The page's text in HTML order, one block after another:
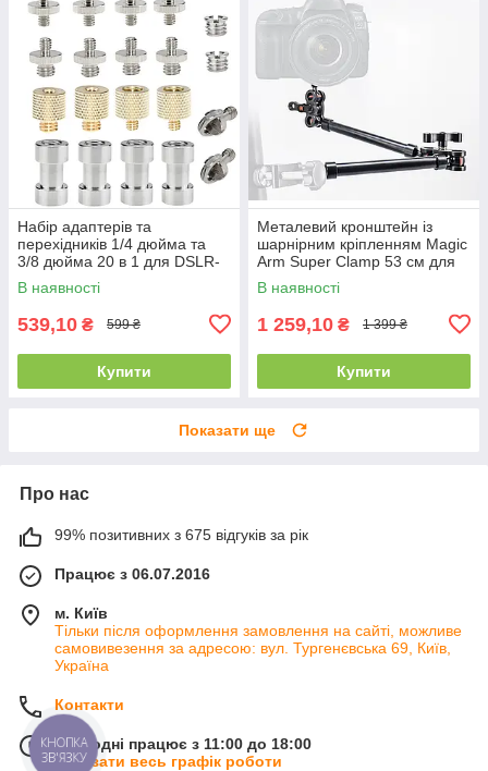
Набір адаптерів та
перехідників 1/4 дюйма та
3/8 дюйма 20 в 1 для DSLR-
камери/штативу/моноподу/
кульової головки
В наявності
539,10 ₴ 599 ₴
Купити
Металевий кронштейн із
шарнірним кріпленням Magic
Arm Super Clamp 53 см для
фото та відео техніки
В наявності
1 259,10 ₴ 1 399 ₴
Купити
Показати ще
Про нас
99% позитивних з 675 відгуків за рік
Працює з 06.07.2016
м. Київ
Тільки після оформлення замовлення на сайті, можливе
самовивезення за адресою: вул. Тургенєвська 69, Київ,
Україна
Контакти
Сьогодні працює з 11:00 до 18:00
Показати весь графік роботи
КНОПКА
ЗВ'ЯЗКУ